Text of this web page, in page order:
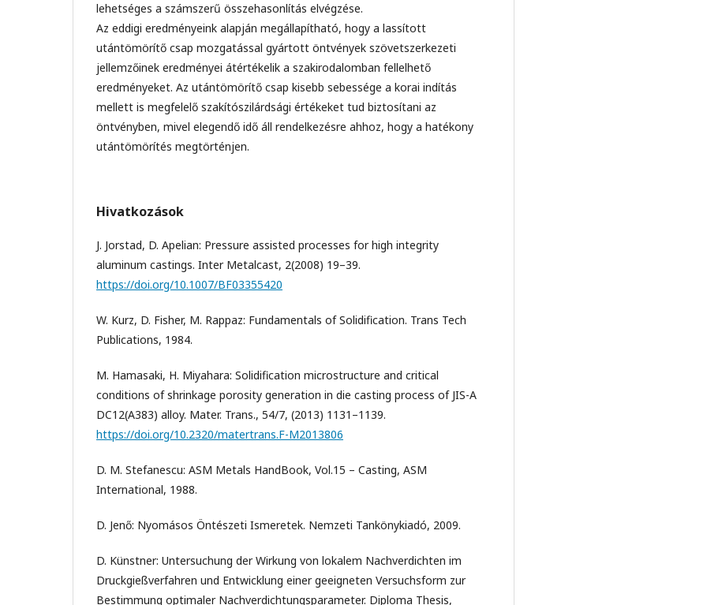
lehetséges a számszerű összehasonlítás elvégzése.
Az eddigi eredményeink alapján megállapítható, hogy a lassított
utántömörítő csap mozgatással gyártott öntvények szövetszerkezeti
jellemzőinek eredményei átértékelik a szakirodalomban fellelhető
eredményeket. Az utántömörítő csap kisebb sebessége a korai indítás
mellett is megfelelő szakítószilárdsági értékeket tud biztosítani az
öntvényben, mivel elegendő idő áll rendelkezésre ahhoz, hogy a hatékony
utántömörítés megtörténjen.
Hivatkozások
J. Jorstad, D. Apelian: Pressure assisted processes for high integrity
aluminum castings. Inter Metalcast, 2(2008) 19–39.
https://doi.org/10.1007/BF03355420
W. Kurz, D. Fisher, M. Rappaz: Fundamentals of Solidification. Trans Tech
Publications, 1984.
M. Hamasaki, H. Miyahara: Solidification microstructure and critical
conditions of shrinkage porosity generation in die casting process of JIS-A
DC12(A383) alloy. Mater. Trans., 54/7, (2013) 1131–1139.
https://doi.org/10.2320/matertrans.F-M2013806
D. M. Stefanescu: ASM Metals HandBook, Vol.15 – Casting, ASM
International, 1988.
D. Jenő: Nyomásos Öntészeti Ismeretek. Nemzeti Tankönykiadó, 2009.
D. Künstner: Untersuchung der Wirkung von lokalem Nachverdichten im
Druckgießverfahren und Entwicklung einer geeigneten Versuchsform zur
Bestimmung optimaler Nachverdichtungsparameter. Diploma Thesis,